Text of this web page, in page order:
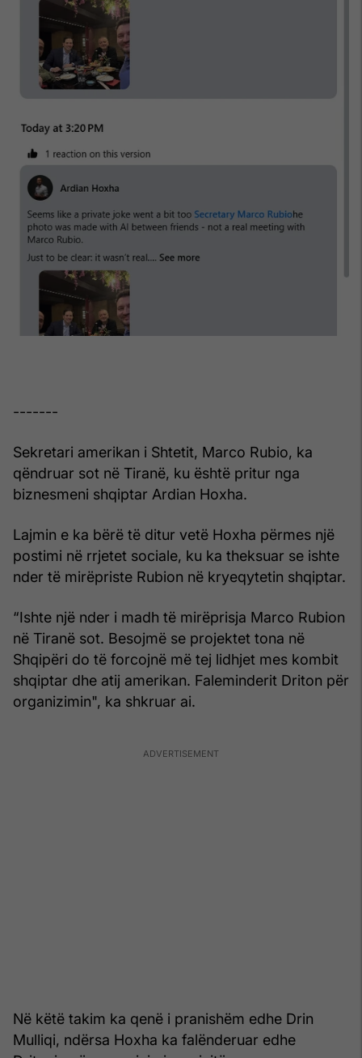
-------
Sekretari amerikan i Shtetit, Marco Rubio, ka
qëndruar sot në Tiranë, ku është pritur nga
biznesmeni shqiptar Ardian Hoxha.
Lajmin e ka bërë të ditur vetë Hoxha përmes një
postimi në rrjetet sociale, ku ka theksuar se ishte
nder të mirëpriste Rubion në kryeqytetin shqiptar.
“Ishte një nder i madh të mirëprisja Marco Rubion
në Tiranë sot. Besojmë se projektet tona në
Shqipëri do të forcojnë më tej lidhjet mes kombit
shqiptar dhe atij amerikan. Faleminderit Driton për
organizimin", ka shkruar ai.
Në këtë takim ka qenë i pranishëm edhe Drin
Mulliqi, ndërsa Hoxha ka falënderuar edhe